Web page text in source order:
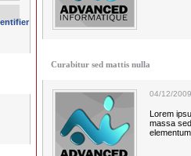
Curabitur sed mattis nulla
04/12/2009
Lorem
massa